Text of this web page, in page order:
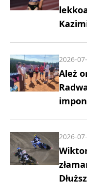
Ależ
2026-
2026-